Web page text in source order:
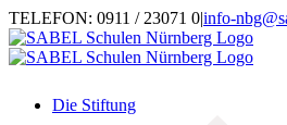
Zum
Inhalt
springen
TELEFON: 0911 / 23071 0|info-
Die Stiftung